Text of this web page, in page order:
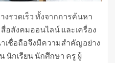
รวดเร็ว ทั้งจากการค้นหา
อสังคมออนไลน์ และเครื่อง
เชื่อถือจึงมีความสำคัญอย่าง
นักเรียน นักศึกษา ครู ผู้